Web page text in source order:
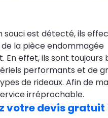
souci est détecté, ils
la pièce endommagée
En effet, ils sont toujours
performants et de
de rideaux. Afin de
irréprochable.
votre devis gratuit